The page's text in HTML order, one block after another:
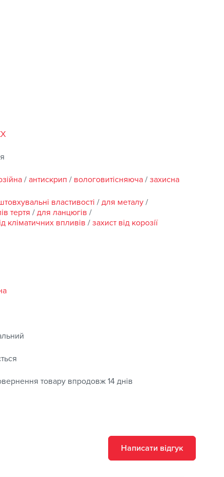
/ антискрип / вологовитісняюча / захисна
властивості / для металу /
тертя / для ланцюгів /
кліматичних впливів / захист від корозії
товару впродовж 14 днів
Написати відгук